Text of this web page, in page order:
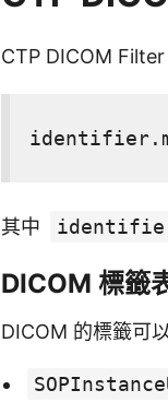
CTP DICOM
其中
DICOM 標籤
DICOM 的標籤可